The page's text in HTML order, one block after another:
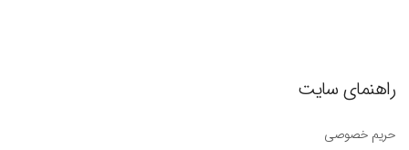
راهنمای سایت
حریم خصوصی